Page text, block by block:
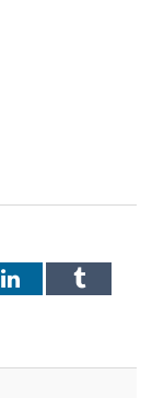
LinkedInTumblr